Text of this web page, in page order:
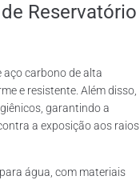
Reservatório
aço carbono de alta
e resistente. Além disso,
garantindo a
a exposição aos raios
água, com materiais